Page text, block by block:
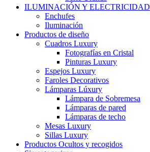
ILUMINACIÓN Y ELECTRICIDAD
Enchufes
Iluminación
Productos de diseño
Cuadros Luxury
Fotografías en Cristal
Pinturas Luxury
Espejos Luxury
Faroles Decorativos
Lámparas Lúxury
Lámpara de Sobremesa
Lámparas de pared
Lámparas de techo
Mesas Luxury
Sillas Luxury
Productos Ocultos y recogidos